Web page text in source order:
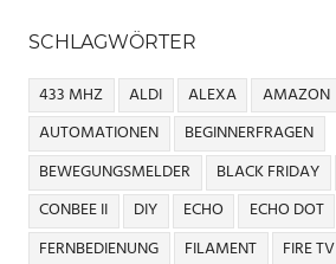
SCHLAGWÖRTER
433 MHZ ALDI ALEXA AMAZON
AUTOMATIONEN
BEGINNERFRAGEN
BEWEGUNGSMELDER
BLACK FRIDAY
CONBEE II
DIY ECHO ECHO DOT
FERNBEDIENUNG
FILAMENT FIRE TV